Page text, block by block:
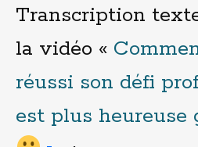
Transcription
la vidéo «
réussi son défi
est plus heureuse